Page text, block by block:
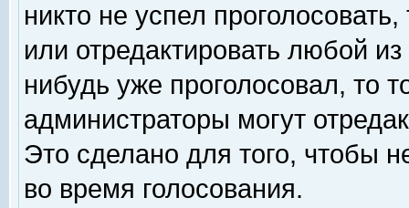
никто не успел
или отредактировать любой
нибудь уже проголосовал, то
администраторы могут
Это сделано для того, чтобы
во время голосования.